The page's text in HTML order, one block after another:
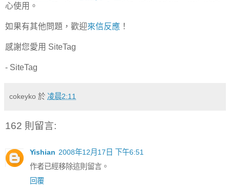
心使用。
如果有其他問題，歡迎來信反應 ！
感謝您愛用 SiteTag
- SiteTag
cokeyko 於 凌晨2:11
162 則留言:
Yishian 2008年12月17日 下午6:51
作者已經移除這則留言。
回覆